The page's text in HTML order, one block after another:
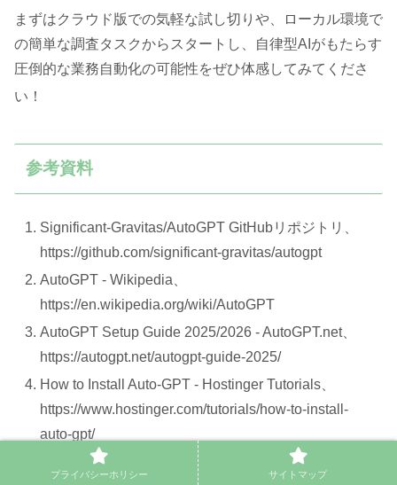
まずはクラウド版での気軽な試し切りや、ローカル環境で
の簡単な調査タスクからスタートし、自律型AIがもたらす
圧倒的な業務自動化の可能性をぜひ体感してみてくださ
い ！
参考資料
Significant-Gravitas/AutoGPT GitHubリポジトリ、
https://github.com/significant-gravitas/autogpt
AutoGPT - Wikipedia、
https://en.wikipedia.org/wiki/AutoGPT
AutoGPT Setup Guide 2025/2026 - AutoGPT.net、
https://autogpt.net/autogpt-guide-2025/
How to Install Auto-GPT - Hostinger Tutorials、
https://www.hostinger.com/tutorials/how-to-install-
auto-gpt/
AutoGPT Guide & Tutorial - DataCamp、
プライバシーホリシー サイトマップ